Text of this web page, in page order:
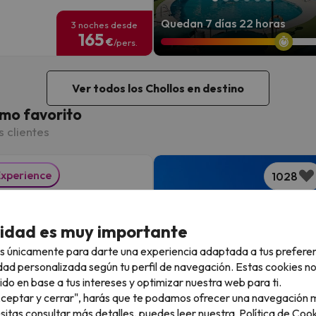
3 noches desde
165€/pers.
Quedan 7 días 22 horas
Ver todos los Chollos en destino
favorito
clientes
5* en Almería
Hotel & Spa
de Almería
y desayuno
1028
es muy importante
únicamente para darte una experiencia adaptada a tus
personalizada según tu perfil de navegación. Estas cookies
en base a tus intereses y optimizar nuestra web para ti.
y cerrar", harás que te podamos ofrecer una navegación
consultar más detalles, puedes leer nuestra Política de